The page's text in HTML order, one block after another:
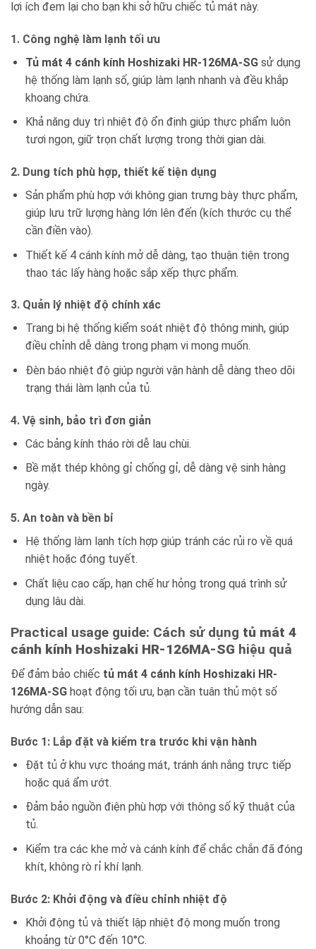
lợi ích đem lại cho bạn khi sở hữu chiếc tủ mát này.
1. Công nghệ làm lạnh tối ưu
Tủ mát 4 cánh kính Hoshizaki HR-126MA-SGsử dụng
hệ thống làm lạnh số, giúp làm lạnh nhanh và đều khắp
khoang chứa.
Khả năng duy trì nhiệt độ ổn định giúp thực phẩm luôn
tươi ngon, giữ trọn chất lượng trong thời gian dài.
2. Dung tích phù hợp, thiết kế tiện dụng
Sản phẩm phù hợp với không gian trưng bày thực phẩm,
giúp lưu trữ lượng hàng lớn lên đến (kích thước cụ thể
cần điền vào).
Thiết kế 4 cánh kính mở dễ dàng, tạo thuận tiện trong
thao tác lấy hàng hoặc sắp xếp thực phẩm.
3. Quản lý nhiệt độ chính xác
Trang bị hệ thống kiểm soát nhiệt độ thông minh, giúp
điều chỉnh dễ dàng trong phạm vi mong muốn.
Đèn báo nhiệt độ giúp người vận hành dễ dàng theo dõi
trạng thái làm lạnh của tủ.
4. Vệ sinh, bảo trì đơn giản
Các bảng kính tháo rời dễ lau chùi.
Bề mặt thép không gỉ chống gỉ, dễ dàng vệ sinh hàng
ngày.
5. An toàn và bền bỉ
Hệ thống làm lạnh tích hợp giúp tránh các rủi ro về quá
nhiệt hoặc đóng tuyết.
Chất liệu cao cấp, hạn chế hư hỏng trong quá trình sử
dụng lâu dài.
Practical usage guide: Cách sử dụng tủ mát 4
cánh kính Hoshizaki HR-126MA-SG hiệu quả
Để đảm bảo chiếc tủ mát 4 cánh kính Hoshizaki HR-
126MA-SG hoạt động tối ưu, bạn cần tuân thủ một số
hướng dẫn sau:
Bước 1: Lắp đặt và kiểm tra trước khi vận hành
Đặt tủ ở khu vực thoáng mát, tránh ánh nắng trực tiếp
hoặc quá ẩm ướt.
Đảm bảo nguồn điện phù hợp với thông số kỹ thuật của
tủ.
Kiểm tra các khe mở và cánh kính để chắc chắn đã đóng
khít, không rò rỉ khí lạnh.
Bước 2: Khởi động và điều chỉnh nhiệt độ
Khởi động tủ và thiết lập nhiệt độ mong muốn trong
khoảng từ 0°C đến 10°C.